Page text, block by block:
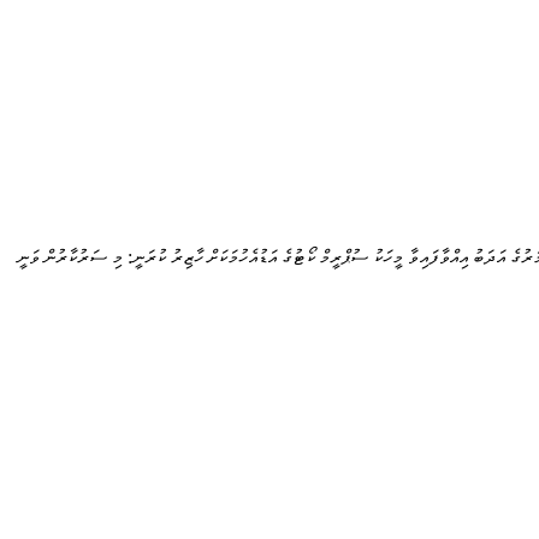
އަދަބު އިއްވާފައިވާ މީހަކު ސުޕްރީމް ކޯޓުގެ އަޑުއެހުމަކަށް ހާޒިރު ކުރަނީ: މި ސަރުކާރުން ވަނީ